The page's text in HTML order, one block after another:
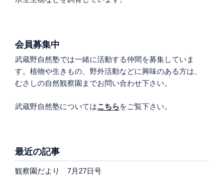
会員募集中
武蔵野自然塾では一緒に活動する仲間を募集していま
す。植物や生きもの、野外活動などに興味のある方は、
むさしの自然観察園までお問い合わせ下さい。
武蔵野自然塾についてはこちらをご覧下さい。
最近の記事
観察園だより 7月27日号